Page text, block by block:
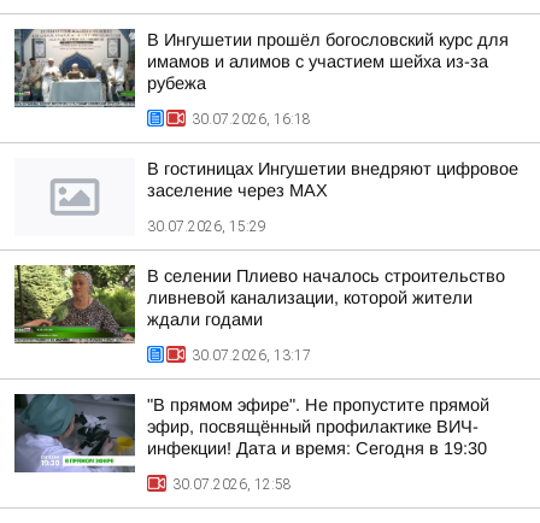
В Ингушетии прошёл богословский курс для
имамов и алимов с участием шейха из-за
рубежа
30.07.2026, 16:18
В гостиницах Ингушетии внедряют цифровое
заселение через MAX
30.07.2026, 15:29
В селении Плиево началось строительство
ливневой канализации, которой жители
ждали годами
30.07.2026, 13:17
"В прямом эфире". Не пропустите прямой
эфир, посвящённый профилактике ВИЧ-
инфекции! Дата и время: Сегодня в 19:30
30.07.2026, 12:58